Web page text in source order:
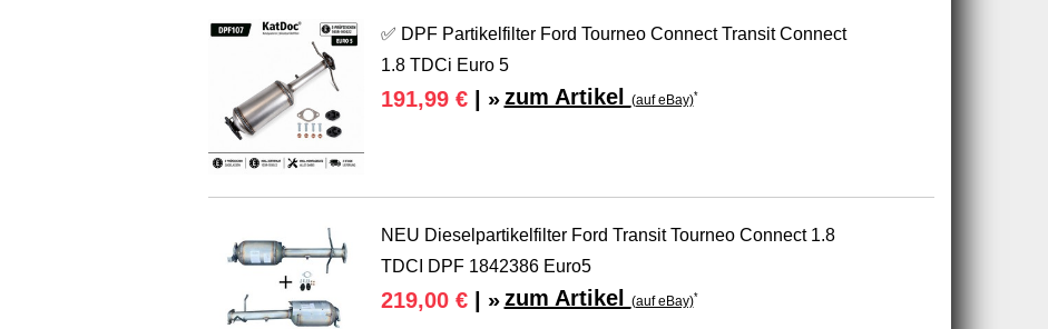
✅ DPF Partikelfilter Ford Tourneo Connect Transit Connect
1.8 TDCi Euro 5
191,99 €| » zum Artikel (auf eBay)*
NEU Dieselpartikelfilter Ford Transit Tourneo Connect 1.8
TDCI DPF 1842386 Euro5
219,00 €| » zum Artikel (auf eBay)*